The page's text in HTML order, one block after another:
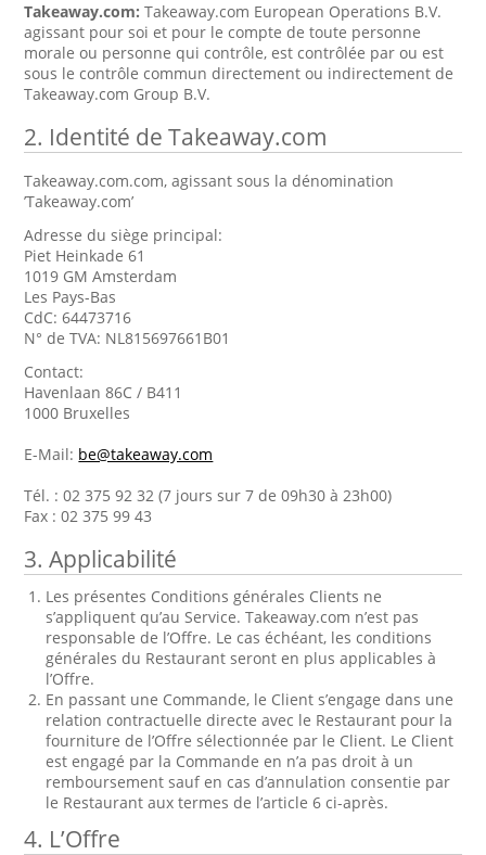
Takeaway.com:Takeaway.com European Operations B.V.
agissant pour soi et pour le compte de toute personne
morale ou personne qui contrôle, est contrôlée par ou est
sous le contrôle commun directement ou indirectement de
Takeaway.com Group B.V.
2. Identité de Takeaway.com
Takeaway.com.com, agissant sous la dénomination
’Takeaway.com’
Adresse du siège principal:
Piet Heinkade 61
1019 GM Amsterdam
Les Pays-Bas
CdC: 64473716
N° de TVA: NL815697661B01
Contact:
Havenlaan 86C / B411
1000 Bruxelles
E-Mail: be@takeaway.com
Tél. : 02 375 92 32 (7 jours sur 7 de 09h30 à 23h00)
Fax : 02 375 99 43
3. Applicabilité
Les présentes Conditions générales Clients ne
s’appliquent qu’au Service. Takeaway.com n’est pas
responsable de l’Offre. Le cas échéant, les conditions
générales du Restaurant seront en plus applicables à
l’Offre.
En passant une Commande, le Client s’engage dans une
relation contractuelle directe avec le Restaurant pour la
fourniture de l’Offre sélectionnée par le Client. Le Client
est engagé par la Commande en n’a pas droit à un
remboursement sauf en cas d’annulation consentie par
le Restaurant aux termes de l’article 6 ci-après.
4. L’Offre